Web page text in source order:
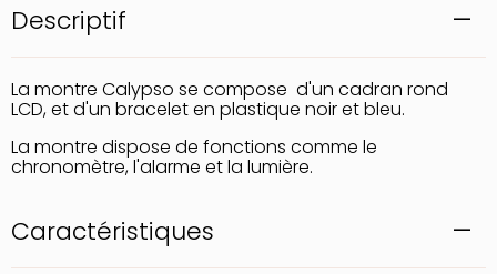
Descriptif
La montre Calypso se compose d'un cadran rond
LCD, et d'un bracelet en plastique noir et bleu.
La montre dispose de fonctions comme le
chronomètre, l'alarme et la lumière.
Caractéristiques